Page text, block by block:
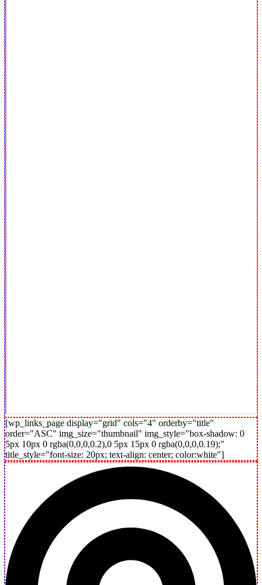
[wp_links_page display="grid" cols="4" orderby="title"
order="ASC" img_size="thumbnail" img_style="box-shadow: 0
5px 10px 0 rgba(0,0,0,0.2),0 5px 15px 0 rgba(0,0,0,0.19);"
title_style="font-size: 20px; text-align: center; color:white"]